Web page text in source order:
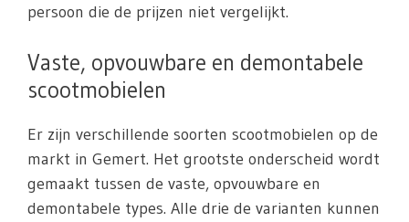
persoon die de prijzen niet vergelijkt.
Vaste, opvouwbare en demontabele
scootmobielen
Er zijn verschillende soorten scootmobielen op de
markt in Gemert. Het grootste onderscheid wordt
gemaakt tussen de vaste, opvouwbare en
demontabele types. Alle drie de varianten kunnen